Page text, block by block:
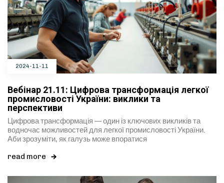
2024-11-11
Вебінар 21.11: Цифрова трансформація легкої
промисловості України: виклики та
перспективи
Цифрова трансформація — один із ключових викликів та
водночас можливостей для легкої промисловості України.
Аби зрозуміти, як галузь може впоратися
read more